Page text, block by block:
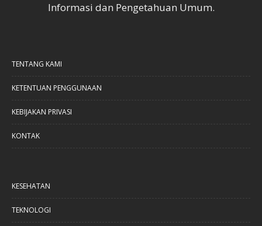
Informasi dan Pengetahuan Umum.
TENTANG KAMI
KETENTUAN PENGGUNAAN
KEBIJAKAN PRIVASI
KONTAK
KESEHATAN
TEKNOLOGI